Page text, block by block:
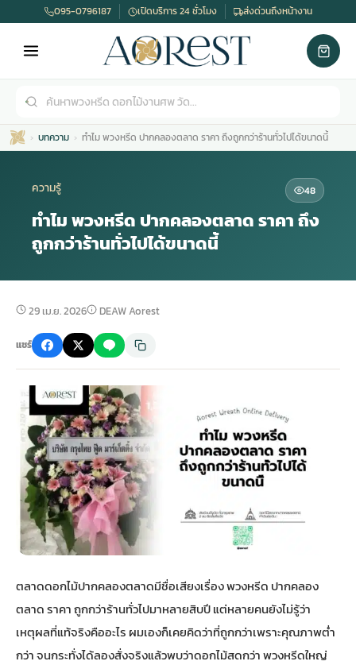
ดอกไม้หน้าศพ
จัดดอกไม้หน้าศพ
ดอกไม้หน้าหีบ
ดอกไม้หน้างานศพ
ดอกไม้หน้าโลง
จัดดอกไม้หน้ารูป
ดอกไม้ศพ
พวงหรีด กรุงเทพ
สั่งพวงหรีด
ร้านพวงหรีด
ดอกไม้พวงหรีด
พวงหรีดปทุม
พวงหรีดพระราม 2
พวงหรีด ปากคลองตลาด
พวงหรีดราคาถูก
มรุสีขาว
ไม้หน้าเมรุ
กไม้หน้าเมรุ
น้าเมรุ ราคา
มรุ กรุงเทพ
รุ ราคาถูก
ไม้งานแต่ง
ไม้งานแต่ง ราคาถูก
ไม้งานแต่ง กรุงเทพ
อกไม้งานแต่ง
ดอกไม้งานแต่ง
ไม้งานแต่ง แบบสวยๆ
พวงหรีดพัดลม
พวงหรีดพัดลม ราคาถูก
พวงหรีดพัดลม กรุงเทพ
พวงหรีดพัดลม ส่งด่วน
สั่งพวงหรีดพัดลม
ร้านพวงหรีดพัดลม
พวงหรีดพัดลม ปากคลองตลาด
พวงหรีดพัดลม แบบสวยๆ
รับจัดงานศพ
รับจัดงานศพ ครบวงจร
รับจัดงานศพ กรุงเทพ
แพ็คเกจจัดงานศพ
ค่าใช้จ่ายจัดงานศพ
จัดงานศพ วัด
จัดงานศพ ราคาถูก
095-0796187 เปิดบริการ 24 ชั่วโมง ส่งด่วนถึงหน้างาน
บทความ ทำไม พวงหรีด ปากคลองตลาด ราคา ถึงถูกกว่าร้านทั่วไปได้ขนาดนี้
ความรู้ 48
ทำไม พวงหรีด ปากคลองตลาด ราคา ถึง
ถูกกว่าร้านทั่วไปได้ขนาดนี้
29 เม.ย. 2026 DEAW Aorest
แชร์
ตลาดดอกไม้ปากคลองตลาดมีชื่อเสียงเรื่อง พวงหรีด ปากคลอง
ตลาด ราคา ถูกกว่าร้านทั่วไปมาหลายสิบปี แต่หลายคนยังไม่รู้ว่า
เหตุผลที่แท้จริงคืออะไร ผมเองก็เคยคิดว่าที่ถูกกว่าเพราะคุณภาพต่ำ
กว่า จนกระทั่งได้ลองสั่งจริงแล้วพบว่าดอกไม้สดกว่า พวงหรีดใหญ่